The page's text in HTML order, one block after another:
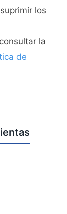
los
la
de